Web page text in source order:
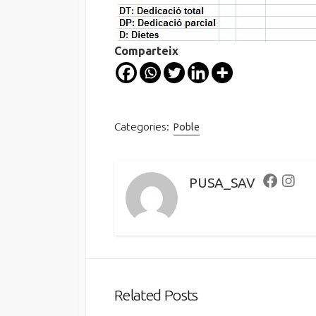
Comparteix
Categories: Poble
PUSA_SAV Facebook
Related Posts